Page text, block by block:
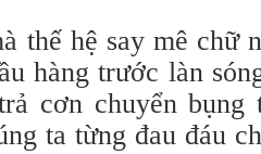
thế hệ say mê chữ
hàng trước làn
cơn chuyển bụng
ta từng đau đáu